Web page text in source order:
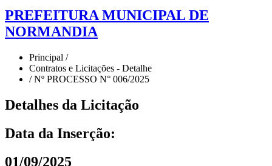
PREFEITURA MUNICIPAL DE
NORMANDIA
Principal /
Contratos e Licitações - Detalhe
/ Nº PROCESSO N° 006/2025
Detalhes da Licitação
Data da Inserção:
01/09/2025